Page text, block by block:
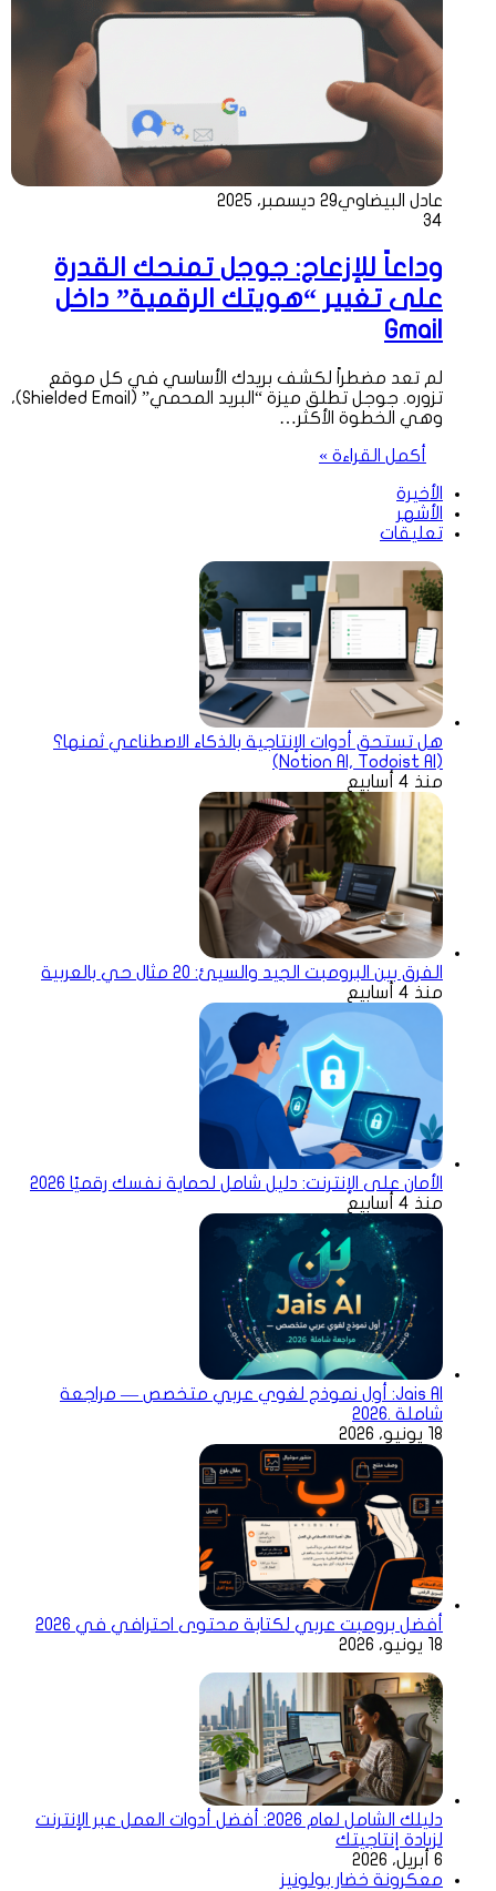
عادل البيضاوي29 ديسمبر، 2025
34
وداعاً للإزعاج: جوجل تمنحك القدرة
على تغيير “هويتك الرقمية” داخل
Gmail
لم تعد مضطراً لكشف بريدك الأساسي في كل موقع
تزوره. جوجل تطلق ميزة “البريد المحمي” (Shielded Email)،
وهي الخطوة الأكثر…
أكمل القراءة »
الأخيرة
الأشهر
تعليقات
هل تستحق أدوات الإنتاجية بالذكاء الاصطناعي ثمنها؟
(Notion AI, Todoist AI)
منذ 4 أسابيع
الفرق بين البرومبت الجيد والسيئ: 20 مثال حي بالعربية
منذ 4 أسابيع
الأمان على الإنترنت: دليل شامل لحماية نفسك رقميًا 2026
منذ 4 أسابيع
Jais AI: أول نموذج لغوي عربي متخصص — مراجعة
شاملة .2026
18 يونيو، 2026
أفضل برومبت عربي لكتابة محتوى احترافي في 2026
18 يونيو، 2026
دليلك الشامل لعام 2026: أفضل أدوات العمل عبر الإنترنت
لزيادة إنتاجيتك
6 أبريل، 2026
معكرونة خضار بولونيز